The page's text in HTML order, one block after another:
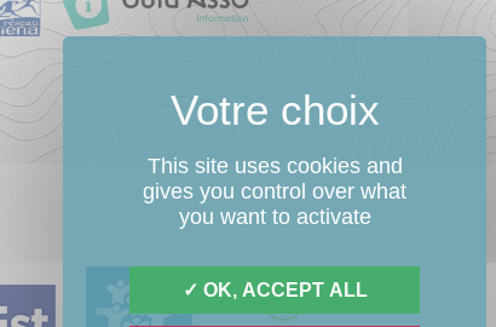
This site uses cookies and
gives you control over what
you want to activate
OK, ACCEPT ALL